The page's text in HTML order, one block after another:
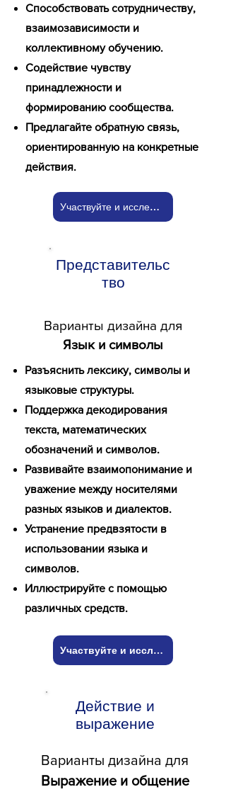
Способствовать сотрудничеству,
взаимозависимости и
коллективному обучению.
Содействие чувству
принадлежности и
формированию сообщества.
Предлагайте обратную связь,
ориентированную на конкретные
действия.
Участвуйте и исследуйте!
Представительс
тво
Варианты дизайна для
Язык и символы
Разъяснить лексику, символы и
языковые структуры.
Поддержка декодирования
текста, математических
обозначений и символов.
Развивайте взаимопонимание и
уважение между носителями
разных языков и диалектов.
Устранение предвзятости в
использовании языка и
символов.
Иллюстрируйте с помощью
различных средств.
Участвуйте и исследуйте!
Действие и
выражение
Варианты дизайна для
Выражение и общение